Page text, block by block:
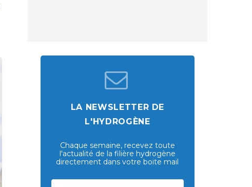
LA NEWSLETTER DE
L'HYDROGÈNE
Chaque semaine, recevez toute
l'actualité de la filière hydrogène
directement dans votre boite mail